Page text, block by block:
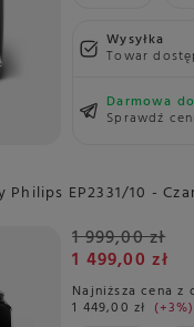
Wysyłka
Towar
Darmowa
Sprawdź
Philips EP2331/10 -
1 999,00 zł
1 499,00 zł
Najniższa cena
1 449,00 zł +3%